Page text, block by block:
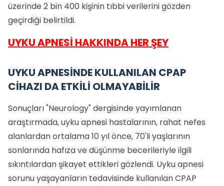
üzerinde 2 bin 400 kişinin tıbbi verilerini gözden
geçirdiği belirtildi.
UYKU APNESİ HAKKINDA HER ŞEY
UYKU APNESİNDE KULLANILAN CPAP
CİHAZI DA ETKİLİ OLMAYABİLİR
Sonuçları "Neurology" dergisinde yayımlanan
araştırmada, uyku apnesi hastalarının, rahat nefes
alanlardan ortalama 10 yıl önce, 70'li yaşlarının
sonlarında hafıza ve düşünme becerileriyle ilgili
sıkıntılardan şikayet ettikleri gözlendi. Uyku apnesi
sorunu yaşayanların tedavisinde kullanılan CPAP